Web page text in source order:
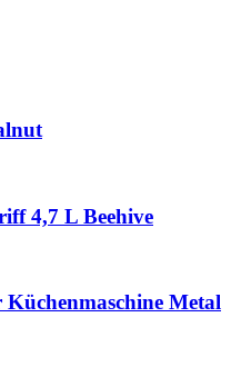
4,7 L Beehive
Metal